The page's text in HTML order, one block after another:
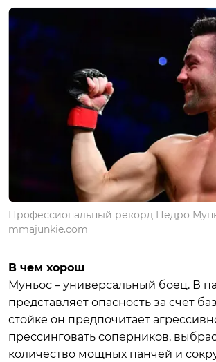
Профессиональный рекорд Педро
mmajunkie.com
В чем хорош
Муньос – универсальный боец. В
представляет опасность за счет
стойке он предпочитает
прессинговать соперников,
количество мощных панчей и